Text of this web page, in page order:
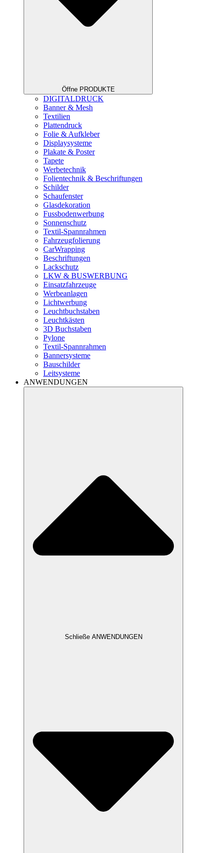
Öffne PRODUKTE
DIGITALDRUCK
Banner & Mesh
Textilien
Plattendruck
Folie & Aufkleber
Displaysysteme
Plakate & Poster
Tapete
Werbetechnik
Folientechnik & Beschriftungen
Schilder
Schaufenster
Glasdekoration
Fussbodenwerbung
Sonnenschutz
Textil-Spannrahmen
Fahrzeugfolierung
CarWrapping
Beschriftungen
Lackschutz
LKW & BUSWERBUNG
Einsatzfahrzeuge
Werbeanlagen
Lichtwerbung
Leuchtbuchstaben
Leuchtkästen
3D Buchstaben
Pylone
Textil-Spannrahmen
Bannersysteme
Bauschilder
Leitsysteme
ANWENDUNGEN
Schließe ANWENDUNGEN